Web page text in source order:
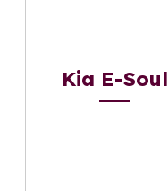
Kia E-Soul